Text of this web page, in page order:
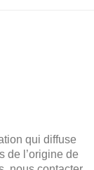
qui diffuse
de l’origine de